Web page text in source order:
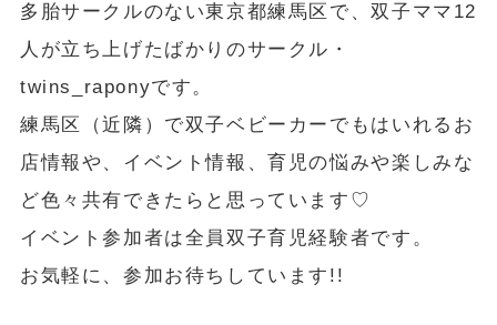
多胎サークルのない東京都練馬区で、双子ママ12
人が立ち上げたばかりのサークル・
twins_raponyです。
練馬区（近隣）で双子ベビーカーでもはいれるお
店情報や、イベント情報、育児の悩みや楽しみな
ど色々共有できたらと思っています♡
イベント参加者は全員双子育児経験者です。
お気軽に、参加お待ちしています!!